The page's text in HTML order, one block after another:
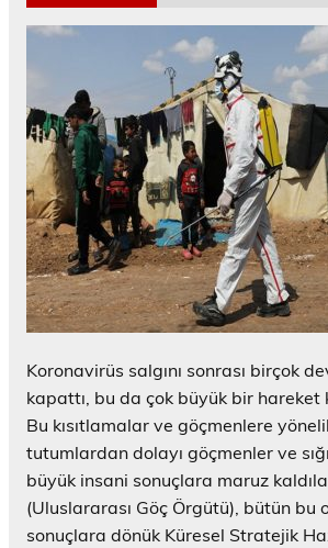
Koronavirüs salgını sonrası birçok
kapattı, bu da çok büyük bir hareket
Bu kısıtlamalar ve göçmenlere
tutumlardan dolayı göçmenler ve
büyük insani sonuçlara maruz
(Uluslararası Göç Örgütü), bütün bu
sonuçlara dönük Küresel Stratejik